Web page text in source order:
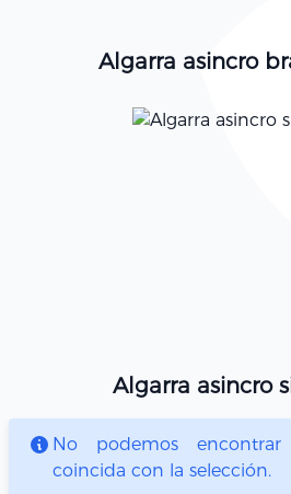
Algarra asincro
Algarra asincro
No podemos
coincida con la selección.